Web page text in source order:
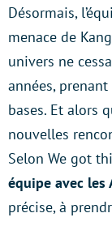
Désormais,
menace de
univers ne
années,
bases. Et alors
nouvelles
Selon We got
équipe avec les
précise, à